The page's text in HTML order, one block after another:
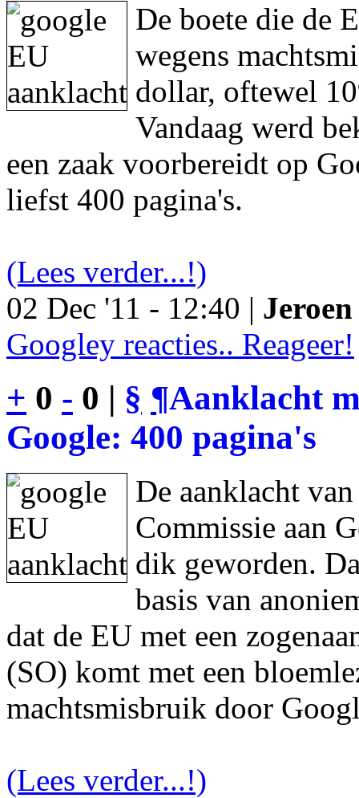
De boete die de
wegens
dollar, oftewel
Vandaag werd
een zaak voorbereidt op
liefst 400 pagina's.
(Lees verder...!)
02 Dec '11 - 12:40 |
Googley reacties.. Reageer!
+ 0 - 0 | § ¶Aanklacht
Google: 400 pagina's
De aanklacht
Commissie aan
dik geworden.
basis van
dat de EU met een
(SO) komt met een
machtsmisbruik door
(Lees verder...!)